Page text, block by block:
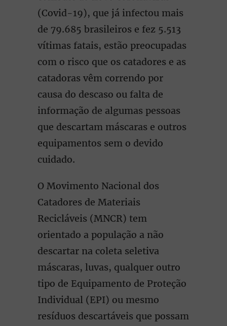
(Covid-19), que já infectou mais
de 79.685 brasileiros e fez 5.513
vítimas fatais, estão preocupadas
com o risco que os catadores e as
catadoras vêm correndo por
causa do descaso ou falta de
informação de algumas pessoas
que descartam máscaras e outros
equipamentos sem o devido
cuidado.
O Movimento Nacional dos
Catadores de Materiais
Recicláveis (MNCR) tem
orientado a população a não
descartar na coleta seletiva
máscaras, luvas, qualquer outro
tipo de Equipamento de Proteção
Individual (EPI) ou mesmo
resíduos descartáveis que possam